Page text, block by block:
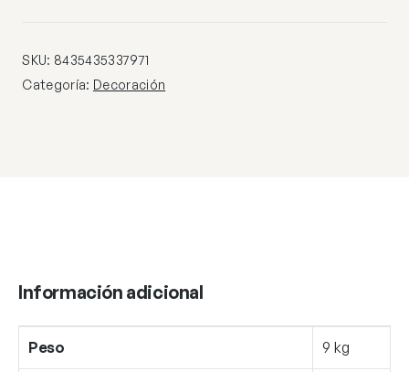
SKU: 8435435337971
Categoría: Decoración
Información adicional
Peso 9 kg